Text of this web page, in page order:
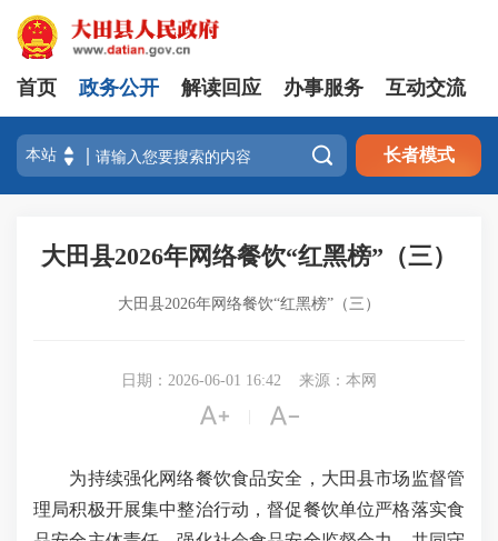
首页 政务公开 解读回应 办事服务 互动交流
 长者模式
大田县2026年网络餐饮“红黑榜”（三）
大田县2026年网络餐饮“红黑榜”（三）
日期：2026-06-01 16:42 来源：本网
 
为持续强化网络餐饮食品安全，大田县市场监督管
理局积极开展集中整治行动，督促餐饮单位严格落实食